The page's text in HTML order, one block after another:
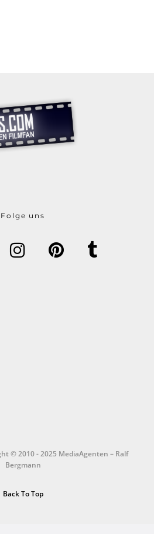
Folge uns
© 2010 - 2025 MediaAgenten – Ralf
Bergmann
Back To Top